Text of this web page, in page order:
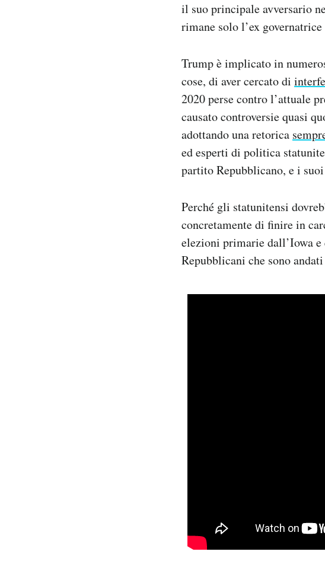
il suo principale avversario
rimane solo l’ex
Trump è implicato in
cose, di aver cercato di
2020 perse contro l’attuale
causato controversie quasi
adottando una retorica
ed esperti di politica
partito Repubblicano, e i
Perché gli statunitensi
concretamente di finire in
elezioni primarie dall’Iowa
Repubblicani che sono